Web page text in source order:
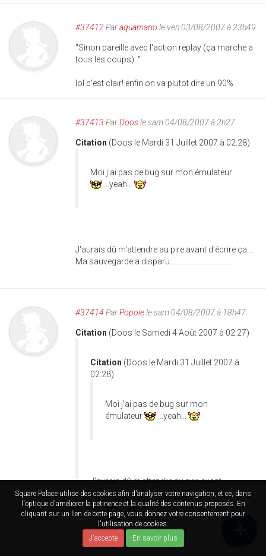
Square Palace utilise des cookies afin d'analyser votre navigation, et ce, dans
l'optique d'améliorer la petinence et la qualité des contenus proposés. En
cliquant sur un lien de cette page, vous donnez votre consentement pour
l'utilisation de cookies.
J'accepte
En savoir plus
#37412 Paraquamario le ven 03/08/2007 à 23h49
"Sinon pareille avec l'action replay (ça marche a
tous les coups). "
lol c'est clair! enfin on va plutot dire un 90%
#37413 ParDoosle sam 04/08/2007 à 2h27
Citation (Doos le Mardi 31 Juillet 2007 à 02:28)
Moi j'ai pas de bug sur mon émulateur
...yeah...
J'aurais dû m'attendre au pire avant d'écrire ça...
Ma sauvegarde a disparu...................................
#37414 ParPopoiele sam 04/08/2007 à 18h47
Citation (Doos le Samedi 4 Août 2007 à 02:27)
Citation (Doos le Mardi 31 Juillet 2007 à
02:28)
Moi j'ai pas de bug sur mon
émulateur
...yeah...
J'aurais dû m'attendre au pire avant
d'écrire ça...
Ma sauvegarde a
disparu...................................